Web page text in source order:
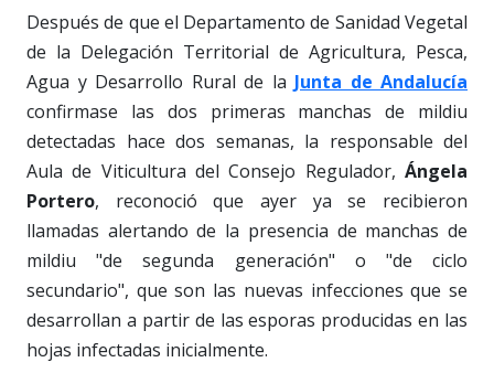
Después de que el Departamento de Sanidad Vegetal
de la Delegación Territorial de Agricultura, Pesca,
Agua y Desarrollo Rural de la Junta de Andalucía
confirmase las dos primeras manchas de mildiu
detectadas hace dos semanas, la responsable del
Aula de Viticultura del Consejo Regulador, Ángela
Portero, reconoció que ayer ya se recibieron
llamadas alertando de la presencia de manchas de
mildiu "de segunda generación" o "de ciclo
secundario", que son las nuevas infecciones que se
desarrollan a partir de las esporas producidas en las
hojas infectadas inicialmente.